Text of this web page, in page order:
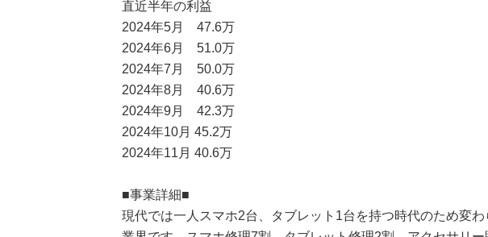
直近半年の利益
2024年5月 47.6万
2024年6月 51.0万
2024年7月 50.0万
2024年8月 40.6万
2024年9月 42.3万
2024年10月 45.2万
2024年11月 40.6万
■事業詳細■
現代では一人スマホ2台、タブレット1台を持つ時代のため変